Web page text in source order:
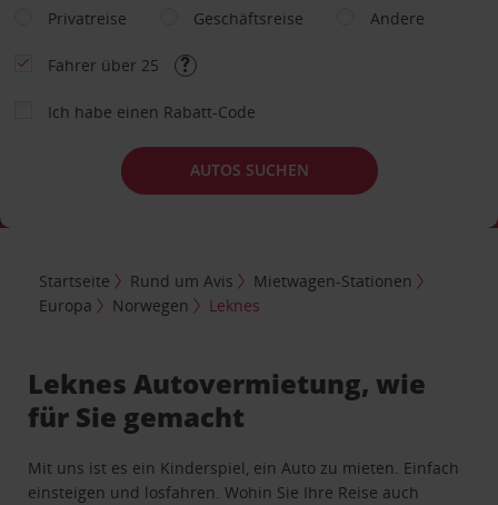
Privatreise
Geschäftsreise Andere
Fahrer über 25
Ich habe einen Rabatt-Code
AUTOS SUCHEN
Startseite Rund um Avis
Mietwagen-Stationen
Europa
Norwegen Leknes
Leknes Autovermietung, wie
für Sie gemacht
Mit uns ist es ein Kinderspiel, ein Auto zu mieten. Einfach
einsteigen und losfahren. Wohin Sie Ihre Reise auch